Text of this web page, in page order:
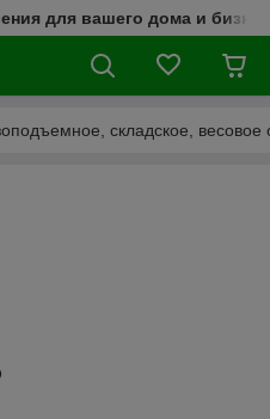
для вашего дома и
складское, весовое